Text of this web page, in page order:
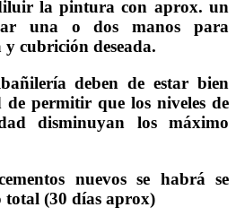
la pintura con aprox. un
una o dos manos para
cubrición deseada.
deben de estar bien
de permitir que los niveles de
disminuyan los máximo
nuevos se habrá se
total (30 días aprox)